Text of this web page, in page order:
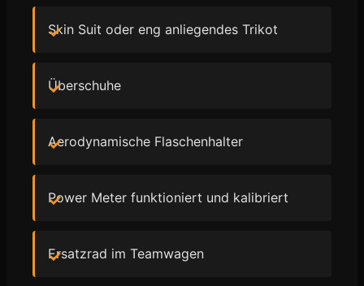
Skin Suit oder eng anliegendes Trikot
Überschuhe
Aerodynamische Flaschenhalter
Power Meter funktioniert und kalibriert
Ersatzrad im Teamwagen